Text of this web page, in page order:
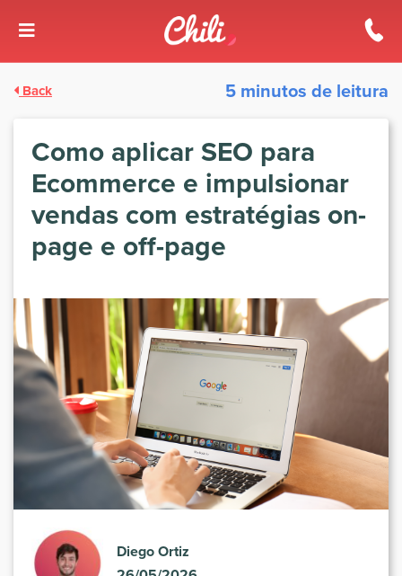
Back 5 minutos de leitura
Como aplicar SEO para
Ecommerce e impulsionar
vendas com estratégias on-
page e off-page
Diego Ortiz